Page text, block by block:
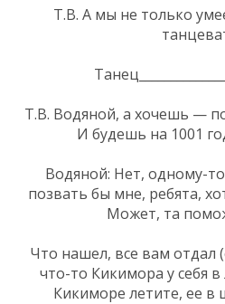
Т.В. А мы не только
Т.В. Водяной, а хочешь —
И будешь на 1001
Водяной: Нет, одному-
позвать бы мне, ребята,
Может, та
Что нашел, все вам отдал
что-то Кикимора у себя
Кикиморе летите, ее в